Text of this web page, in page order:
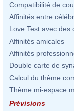
Compatibilité de
Affinités entre
Love Test avec des
Affinités amicales
Affinités
Double carte de
Calcul du thème
Thème mi-espace
Prévisions